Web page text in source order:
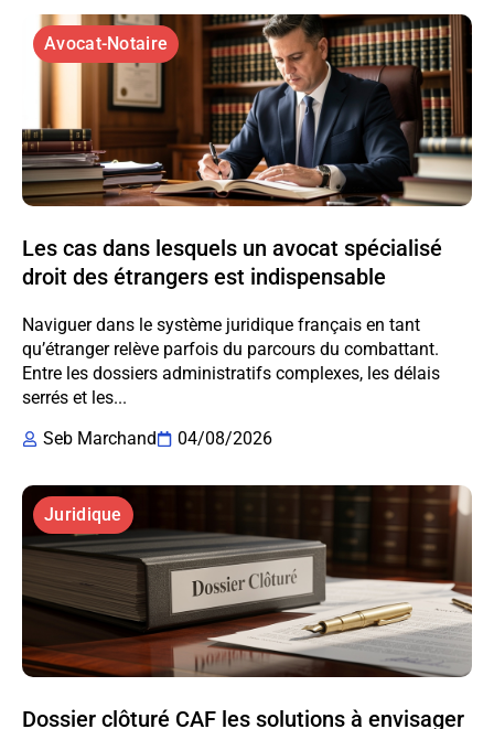
Avocat-Notaire
Les cas dans lesquels un avocat spécialisé
droit des étrangers est indispensable
Naviguer dans le système juridique français en tant
qu’étranger relève parfois du parcours du combattant.
Entre les dossiers administratifs complexes, les délais
serrés et les...
Seb Marchand
04/08/2026
Juridique
Dossier clôturé CAF les solutions à envisager